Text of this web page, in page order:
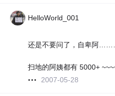
HelloWorld_001
还是不要问了，自卑阿
扫地的阿姨都有 5000+
2007-05-28